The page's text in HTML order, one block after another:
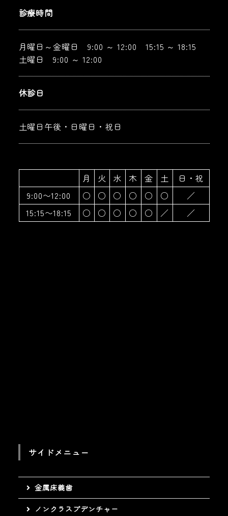
診療時間
月曜日～金曜日 9:00 ～ 12:00 15:15 ～ 18:15
土曜日 9:00 ～ 12:00
休診日
土曜日午後・日曜日・祝日
月 火 水 木 金 土
日・祝
9:00〜12:00
○ ○ ○ ○ ○ ○
／
15:15〜18:15
○ ○ ○ ○ ○ ／ ／
サイドメニュー
金属床義歯
ノンクラスプデンチャー